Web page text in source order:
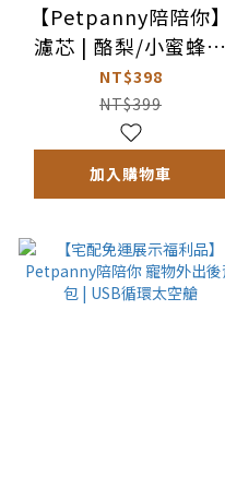
【Petpanny陪陪你】
濾芯 | 酪梨/小蜜蜂適
用（3入/包）(買2送1)
NT$398
NT$399
加入購物車